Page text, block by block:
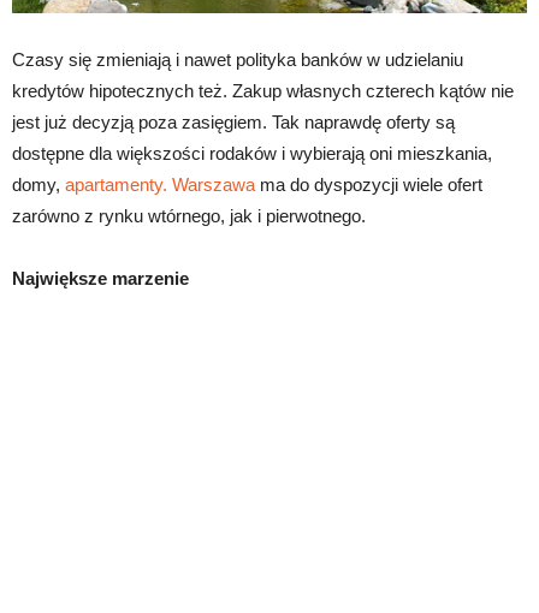
Czasy się zmieniają i nawet polityka banków w udzielaniu
kredytów hipotecznych też. Zakup własnych czterech kątów nie
jest już decyzją poza zasięgiem. Tak naprawdę oferty są
dostępne dla większości rodaków i wybierają oni mieszkania,
domy, apartamenty. Warszawa ma do dyspozycji wiele ofert
zarówno z rynku wtórnego, jak i pierwotnego.
Największe marzenie